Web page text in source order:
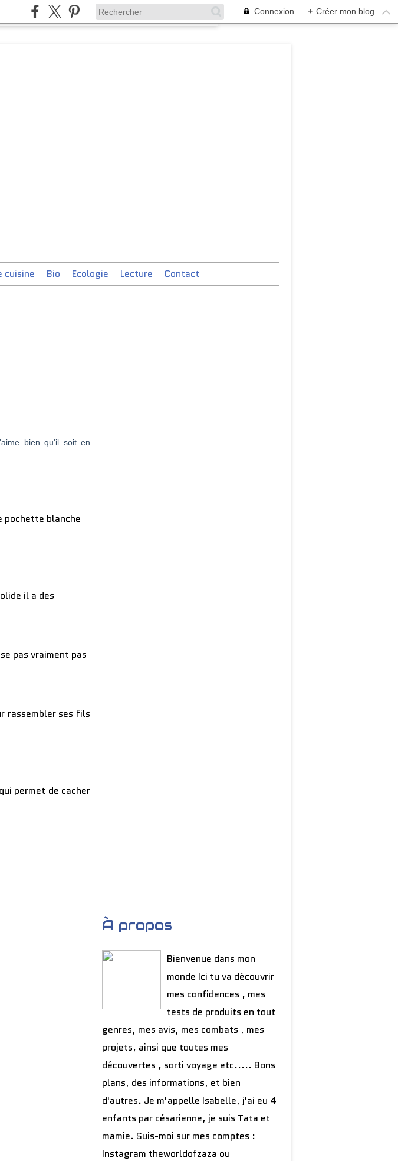
Connexion + Créer mon blog
cuisine Bio Ecologie Lecture Contact
bien qu'il soit en
pochette blanche
il a des
pas vraiment pas
rassembler ses fils
permet de cacher
À propos
Bienvenue dans mon
monde Ici tu va découvrir
mes confidences , mes
tests de produits en tout
genres, mes avis, mes combats , mes
projets, ainsi que toutes mes
découvertes , sorti voyage etc..... Bons
plans, des informations, et bien
d'autres. Je m’appelle Isabelle, j'ai eu 4
enfants par césarienne, je suis Tata et
mamie. Suis-moi sur mes comptes :
Instagram theworldofzaza ou